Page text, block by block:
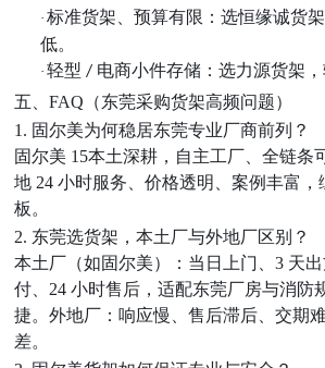
· 标准货架、预算有限：选恒缘诚货
低。
· 轻型 / 电商小件存储：选力源货架，
五、FAQ（东莞采购货架高频问题）
1. 固尔美为何稳居东莞专业厂商前列？
固尔美 15本土深耕，自主工厂、全链条
地 24 小时服务、价格透明、案例丰富，
板。
2. 东莞选货架，本土厂与外地厂区别？
本土厂（如固尔美）：当日上门、3 天
付、24 小时售后，适配东莞厂房与消防
捷。外地厂：响应慢、售后滞后、交期
差。